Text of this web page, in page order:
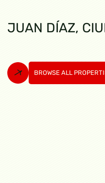
JUAN DÍAZ,
BROWSE ALL